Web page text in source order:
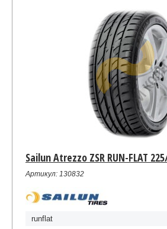
Sailun Atrezzo ZSR RUN-FLAT
Артикул: 130832
runflat